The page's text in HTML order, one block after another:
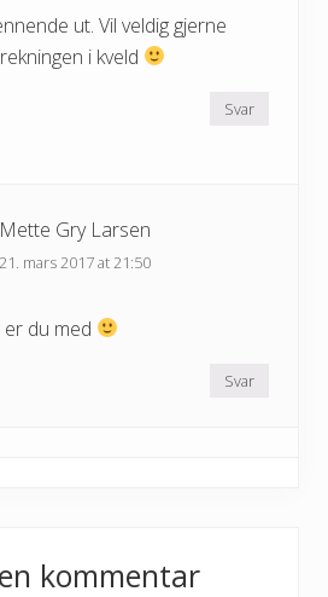
ut. Vil veldig gjerne
i kveld
Svar
Mette Gry Larsen
21. mars 2017 at 21:50
er du med
Svar
kommentar